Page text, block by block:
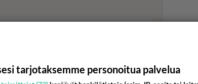
vegaaneille ja sekasyöjille.
Valitse
tarjotaksemme personoitua palvelua